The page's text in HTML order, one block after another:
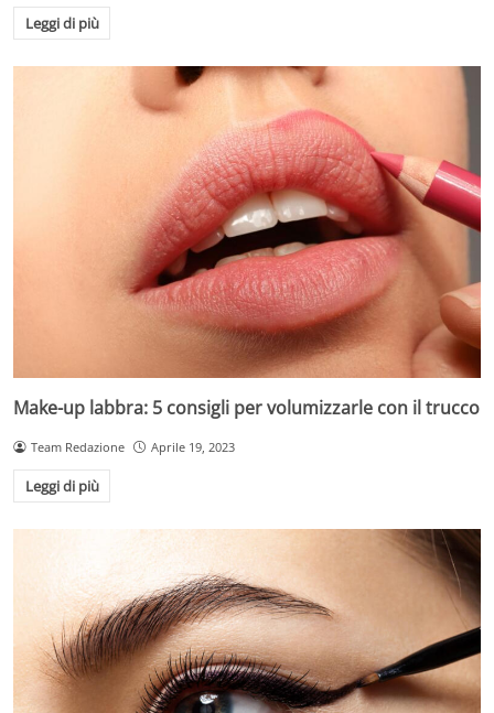
Leggi di più
Make-up labbra: 5 consigli per volumizzarle con il trucco
Team Redazione Aprile 19, 2023
Leggi di più